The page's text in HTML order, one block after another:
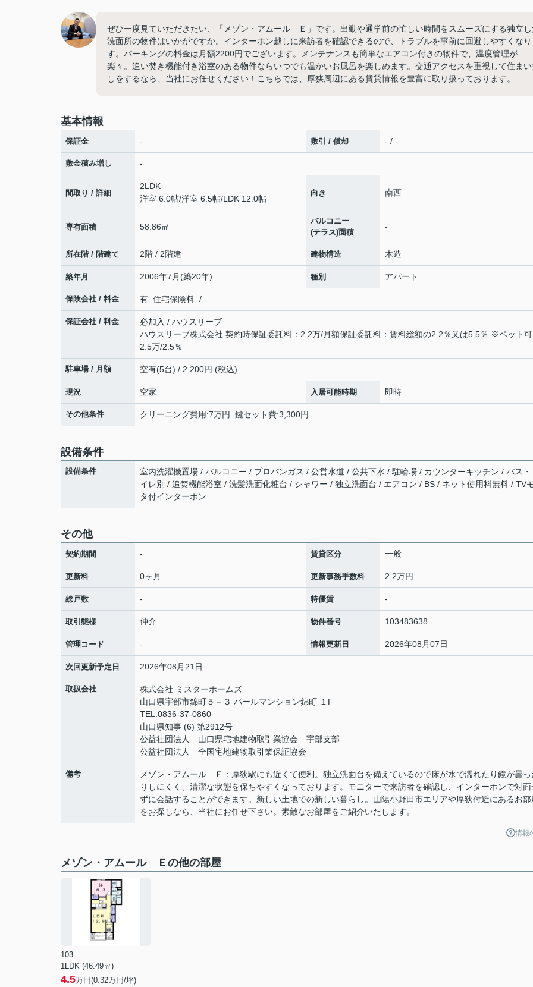
ぜひ一度見ていただきたい、「メゾン・アムール Ｅ」です。出勤や通学前の忙しい時間をスムーズにする独立
洗面所の物件はいかがですか。インターホン越しに来訪者を確認できるので、トラブルを事前に回避しやすくな
す。パーキングの料金は月額2200円でございます。メンテナンスも簡単なエアコン付きの物件で、温度管理が
楽々。追い焚き機能付き浴室のある物件ならいつでも温かいお風呂を楽しめます。交通アクセスを重視して住ま
しをするなら、当社にお任せください！こちらでは、厚狭周辺にある賃貸情報を豊富に取り扱っております。
基本情報
保証金 - 敷引 / 償却 - / -
敷金積み増し -
間取り / 詳細
2LDK
洋室 6.0帖/洋室 6.5帖/LDK 12.0帖
向き 南西
専有面積 58.86㎡
バルコニー
(テラス)面積
-
所在階 / 階建て 2階 / 2階建 建物構造 木造
築年月 2006年7月(築20年) 種別 アパート
保険会社 / 料金 有 住宅保険料 / -
保証会社 / 料金
必加入 / ハウスリーブ
ハウスリーブ株式会社 契約時保証委託料：2.2万/月額保証委託料：賃料総額の2.2％又は5.5％ ※ペット
2.5万/2.5％
駐車場 / 月額 空有(5台) / 2,200円 (税込)
現況 空家 入居可能時期 即時
その他条件 クリーニング費用:7万円 鍵セット費:3,300円
設備条件
設備条件
室内洗濯機置場 / バルコニー / プロパンガス / 公営水道 / 公共下水 / 駐輪場 / カウンターキッチン / バス・
イレ別 / 追焚機能浴室 / 洗髪洗面化粧台 / シャワー / 独立洗面台 / エアコン / BS / ネット使用料無料 / TV
タ付インターホン
その他
契約期間 - 賃貸区分 一般
更新料 0ヶ月 更新事務手数料 2.2万円
総戸数 - 特優賃 -
取引態様 仲介 物件番号 103483638
管理コード - 情報更新日 2026年08月07日
次回更新予定日 2026年08月21日
取扱会社
株式会社 ミスターホームズ
山口県宇部市錦町５－３ パールマンション錦町 １F
TEL:0836-37-0860
山口県知事 (6) 第2912号
公益社団法人 山口県宅地建物取引業協会 宇部支部
公益社団法人 全国宅地建物取引業保証協会
備考
メゾン・アムール Ｅ：厚狭駅にも近くて便利。独立洗面台を備えているので床が水で濡れたり鏡が曇っ
りしにくく、清潔な状態を保ちやすくなっております。モニターで来訪者を確認し、インターホンで対面
ずに会話することができます。新しい土地での新しい暮らし。山陽小野田市エリアや厚狭付近にあるお部
をお探しなら、当社にお任せ下さい。素敵なお部屋をご紹介いたします。
情報
メゾン・アムール Ｅの他の部屋
103
1LDK (46.49㎡)
4.5万円(0.32万円/坪)